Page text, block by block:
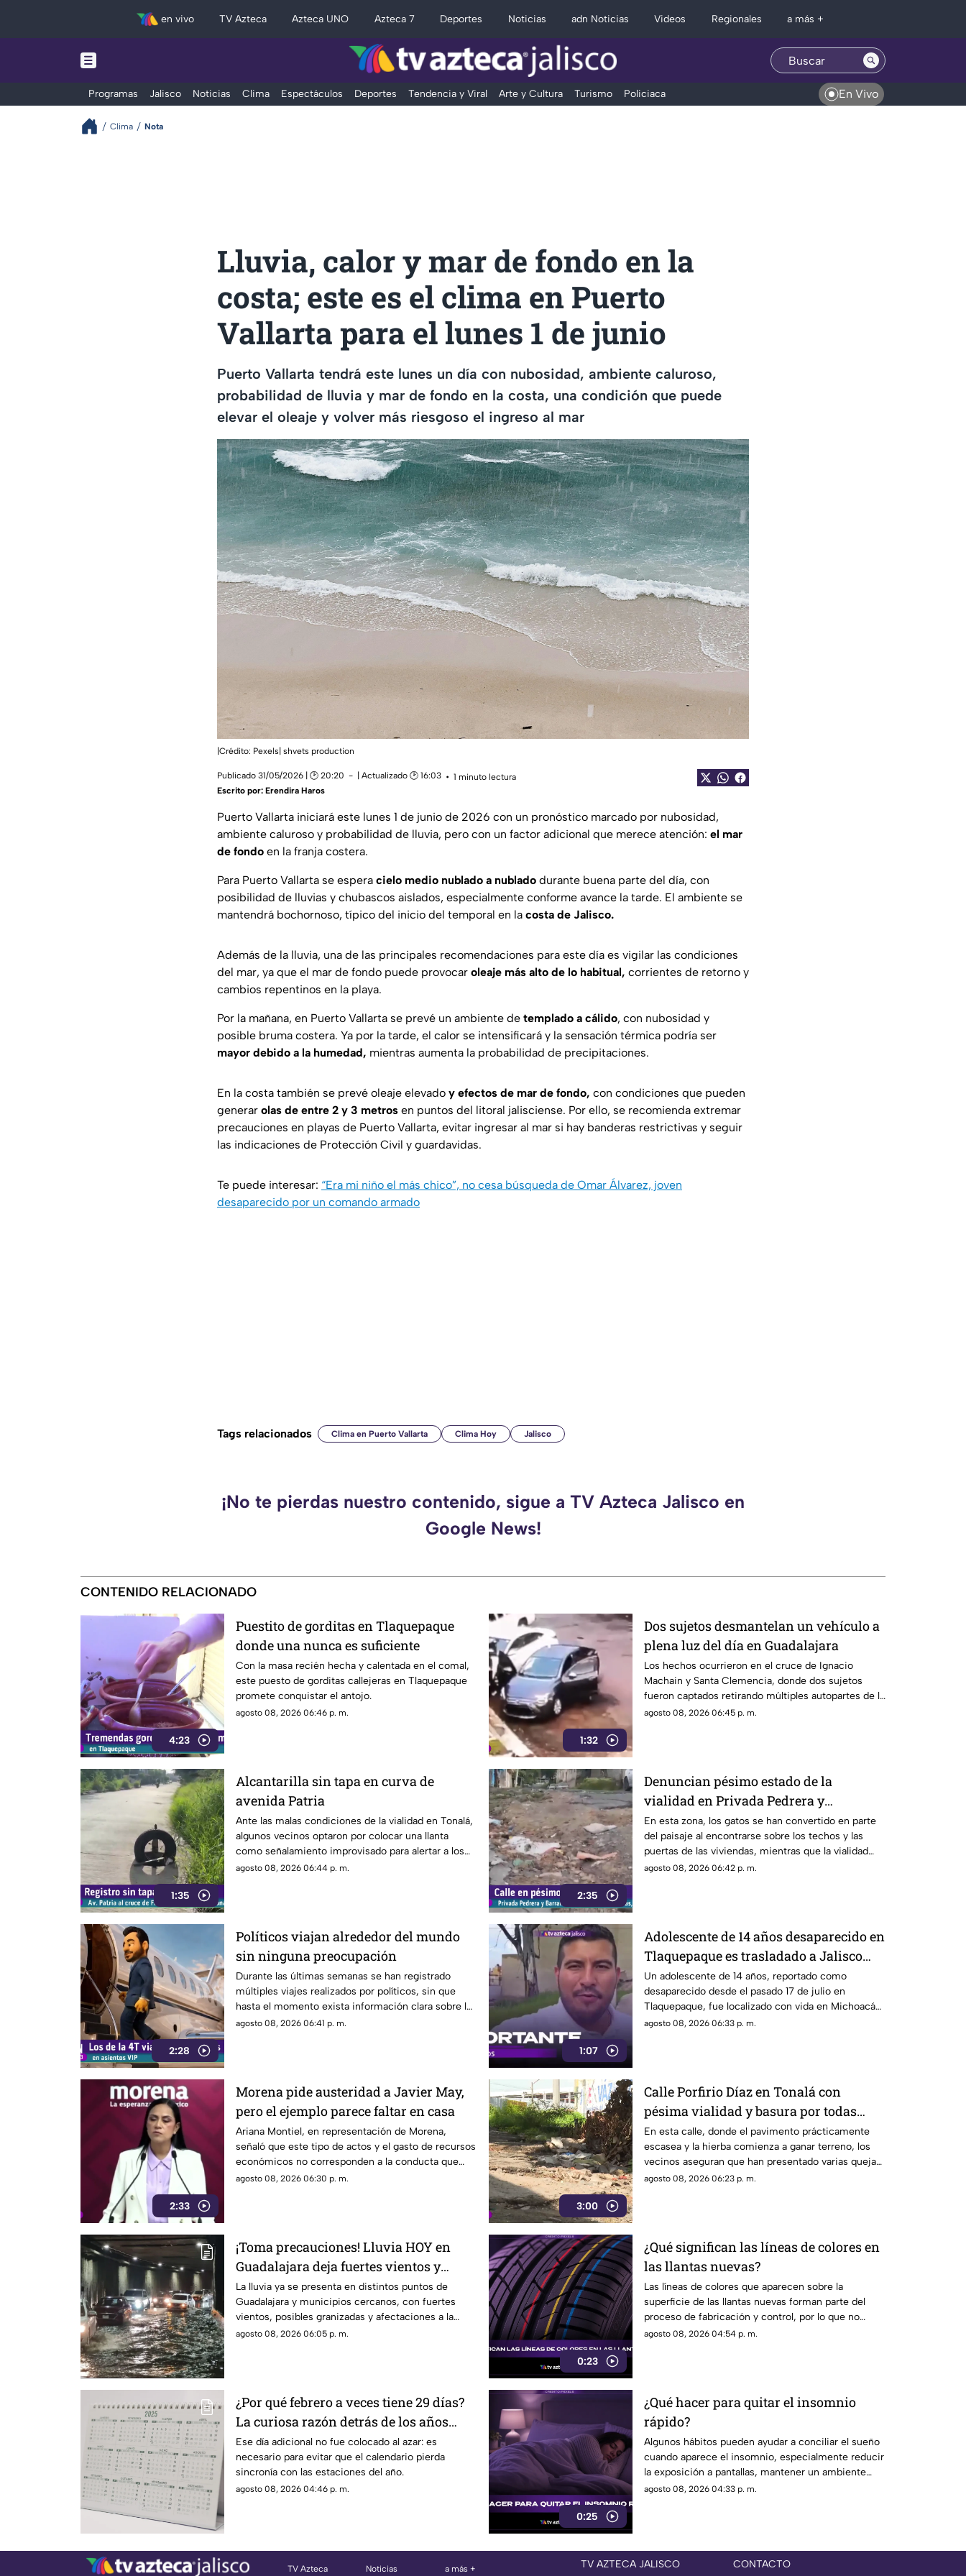
en vivo TV Azteca Azteca UNO Azteca 7 Deportes Noticias adn Noticias Videos Regionales a más +
Programas Jalisco Noticias Clima Espectáculos Deportes Tendencia y Viral Arte y Cultura Turismo Policiaca En Vivo
Clima Nota
Lluvia, calor y mar de fondo en la
costa; este es el clima en Puerto
Vallarta para el lunes 1 de junio
Puerto Vallarta tendrá este lunes un día con nubosidad, ambiente caluroso,
probabilidad de lluvia y mar de fondo en la costa, una condición que puede
elevar el oleaje y volver más riesgoso el ingreso al mar
|Crédito: Pexels| shvets production
Publicado 31/05/2026 | 🕑 20:20 | Actualizado 🕑 16:03
1 minuto lectura
Escrito por: Erendira Haros
Puerto Vallarta iniciará este lunes 1 de junio de 2026 con un pronóstico marcado por nubosidad,
ambiente caluroso y probabilidad de lluvia, pero con un factor adicional que merece atención: el mar
de fondo en la franja costera.
Para Puerto Vallarta se espera cielo medio nublado a nublado durante buena parte del día, con
posibilidad de lluvias y chubascos aislados, especialmente conforme avance la tarde. El ambiente se
mantendrá bochornoso, típico del inicio del temporal en la costa de Jalisco.
Además de la lluvia, una de las principales recomendaciones para este día es vigilar las condiciones
del mar, ya que el mar de fondo puede provocar oleaje más alto de lo habitual, corrientes de retorno y
cambios repentinos en la playa.
Por la mañana, en Puerto Vallarta se prevé un ambiente de templado a cálido, con nubosidad y
posible bruma costera. Ya por la tarde, el calor se intensificará y la sensación térmica podría ser
mayor debido a la humedad, mientras aumenta la probabilidad de precipitaciones.
En la costa también se prevé oleaje elevado y efectos de mar de fondo, con condiciones que pueden
generar olas de entre 2 y 3 metros en puntos del litoral jalisciense. Por ello, se recomienda extremar
precauciones en playas de Puerto Vallarta, evitar ingresar al mar si hay banderas restrictivas y seguir
las indicaciones de Protección Civil y guardavidas.
Te puede interesar: “Era mi niño el más chico”, no cesa búsqueda de Omar Álvarez, joven
desaparecido por un comando armado
Tags relacionados Clima en Puerto Vallarta Clima Hoy Jalisco
¡No te pierdas nuestro contenido, sigue a TV Azteca Jalisco en
Google News!
CONTENIDO RELACIONADO
4:23
Puestito de gorditas en Tlaquepaque
donde una nunca es suficiente
Con la masa recién hecha y calentada en el comal,
este puesto de gorditas callejeras en Tlaquepaque
promete conquistar el antojo.
agosto 08, 2026 06:46 p. m.
1:32
Dos sujetos desmantelan un vehículo a
plena luz del día en Guadalajara
Los hechos ocurrieron en el cruce de Ignacio
Machain y Santa Clemencia, donde dos sujetos
fueron captados retirando múltiples autopartes de la
carrocería de un vehículo.
agosto 08, 2026 06:45 p. m.
1:35
Alcantarilla sin tapa en curva de
avenida Patria
Ante las malas condiciones de la vialidad en Tonalá,
algunos vecinos optaron por colocar una llanta
como señalamiento improvisado para alertar a los
conductores sobre los hoyos y evitar posibles
agosto 08, 2026 06:44 p. m.
2:35
Denuncian pésimo estado de la
vialidad en Privada Pedrera y
Barrancones
En esta zona, los gatos se han convertido en parte
del paisaje al encontrarse sobre los techos y las
puertas de las viviendas, mientras que la vialidad
muestra un evidente deterioro.
agosto 08, 2026 06:42 p. m.
2:28
Políticos viajan alrededor del mundo
sin ninguna preocupación
Durante las últimas semanas se han registrado
múltiples viajes realizados por políticos, sin que
hasta el momento exista información clara sobre los
motivos de estos desplazamientos ni una
agosto 08, 2026 06:41 p. m.
1:07
Adolescente de 14 años desaparecido en
Tlaquepaque es trasladado a Jalisco
tras ser localizado en Michoacán
Un adolescente de 14 años, reportado como
desaparecido desde el pasado 17 de julio en
Tlaquepaque, fue localizado con vida en Michoacán
y ya es trasladado de regreso a Jalisco para reunirse
agosto 08, 2026 06:33 p. m.
2:33
Morena pide austeridad a Javier May,
pero el ejemplo parece faltar en casa
Ariana Montiel, en representación de Morena,
señaló que este tipo de actos y el gasto de recursos
económicos no corresponden a la conducta que
debería mantener un representante bajo los
agosto 08, 2026 06:30 p. m.
3:00
Calle Porfirio Díaz en Tonalá con
pésima vialidad y basura por todas
partes
En esta calle, donde el pavimento prácticamente
escasea y la hierba comienza a ganar terreno, los
vecinos aseguran que han presentado varias quejas
ante las autoridades, pero hasta el momento no han
agosto 08, 2026 06:23 p. m.
¡Toma precauciones! Lluvia HOY en
Guadalajara deja fuertes vientos y
amenaza de granizo
La lluvia ya se presenta en distintos puntos de
Guadalajara y municipios cercanos, con fuertes
vientos, posibles granizadas y afectaciones a la
visibilidad.
agosto 08, 2026 06:05 p. m.
0:23
¿Qué significan las líneas de colores en
las llantas nuevas?
Las líneas de colores que aparecen sobre la
superficie de las llantas nuevas forman parte del
proceso de fabricación y control, por lo que no
indican desgaste ni representan una señal de
agosto 08, 2026 04:54 p. m.
¿Por qué febrero a veces tiene 29 días?
La curiosa razón detrás de los años
bisiestos
Ese día adicional no fue colocado al azar: es
necesario para evitar que el calendario pierda
sincronía con las estaciones del año.
agosto 08, 2026 04:46 p. m.
0:25
¿Qué hacer para quitar el insomnio
rápido?
Algunos hábitos pueden ayudar a conciliar el sueño
cuando aparece el insomnio, especialmente reducir
la exposición a pantallas, mantener un ambiente
tranquilo y evitar estimulantes antes de acostarse.
agosto 08, 2026 04:33 p. m.
TV Azteca Noticias a más + TV AZTECA JALISCO CONTACTO